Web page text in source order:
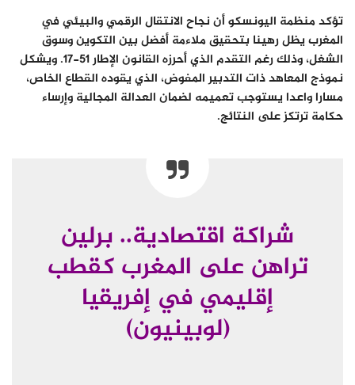
تؤكد منظمة اليونسكو أن نجاح الانتقال الرقمي والبيئي في
المغرب يظل رهينا بتحقيق ملاءمة أفضل بين التكوين وسوق
الشغل، وذلك رغم التقدم الذي أحرزه القانون الإطار 51-17. ويشكل
نموذج المعاهد ذات التدبير المفوض، الذي يقوده القطاع الخاص،
مسارا واعدا يستوجب تعميمه لضمان العدالة المجالية وإرساء
حكامة ترتكز على النتائج.
شراكة اقتصادية.. برلين
تراهن على المغرب كقطب
إقليمي في إفريقيا
(لوبينيون)